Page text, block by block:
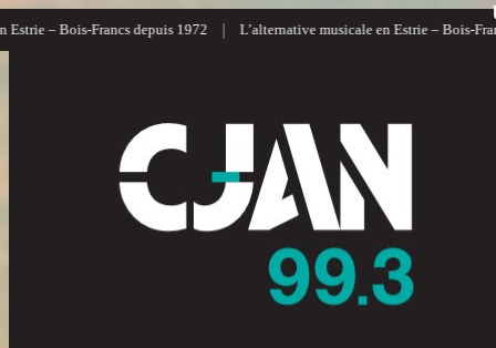
– Bois-Francs depuis 1972 | L’alternative musicale en Estrie – Bois-Francs